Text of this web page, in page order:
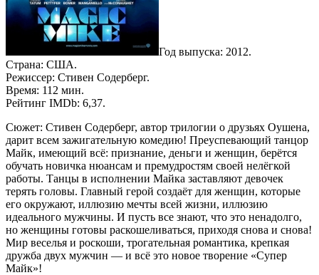
Год выпуска: 2012.
Страна: США.
Режиссер: Стивен Содерберг.
Время: 112 мин.
Рейтинг IMDb: 6,37.
Сюжет: Стивен Содерберг, автор трилогии о друзьях Оушена,
дарит всем зажигательную комедию! Преуспевающий танцор
Майк, имеющий всё: признание, деньги и женщин, берётся
обучать новичка нюансам и премудростям своей нелёгкой
работы. Танцы в исполнении Майка заставляют девочек
терять головы. Главный герой создаёт для женщин, которые
его окружают, иллюзию мечты всей жизни, иллюзию
идеального мужчины. И пусть все знают, что это ненадолго,
но женщины готовы раскошеливаться, приходя снова и снова!
Мир веселья и роскоши, трогательная романтика, крепкая
дружба двух мужчин — и всё это новое творение «Супер
Майк»!